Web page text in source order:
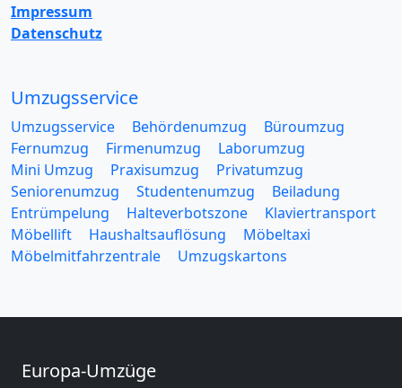
Impressum
Datenschutz
Umzugsservice
Umzugsservice Behördenumzug
Büroumzug
Fernumzug
Firmenumzug
Laborumzug
Mini Umzug
Praxisumzug
Privatumzug
Seniorenumzug
Studentenumzug
Beiladung
Entrümpelung
Halteverbotszone
Klaviertransport
Möbellift
Haushaltsauflösung
Möbeltaxi
Möbelmitfahrzentrale
Umzugskartons
Europa-Umzüge